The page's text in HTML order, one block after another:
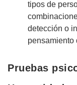
tipos de
detección o
pensamiento
Pruebas